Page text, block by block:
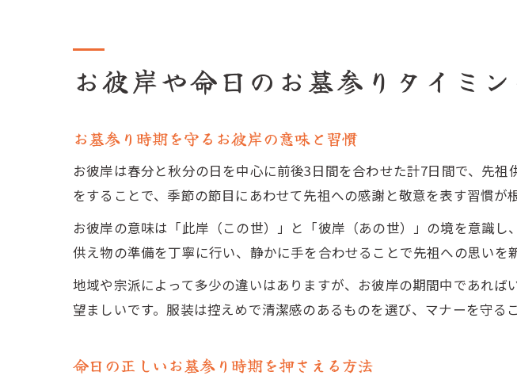
お彼岸や命日のお墓参りタイミ
お墓参り時期を守るお彼岸の意味と習慣
お彼岸は春分と秋分の日を中心に前後3日間を合わせた計7日間で、先
をすることで、季節の節目にあわせて先祖への感謝と敬意を表す習慣が
お彼岸の意味は「此岸（この世）」と「彼岸（あの世）」の境を意識
供え物の準備を丁寧に行い、静かに手を合わせることで先祖への思いを
地域や宗派によって多少の違いはありますが、お彼岸の期間中であれ
望ましいです。服装は控えめで清潔感のあるものを選び、マナーを守る
命日の正しいお墓参り時期を押さえる方法